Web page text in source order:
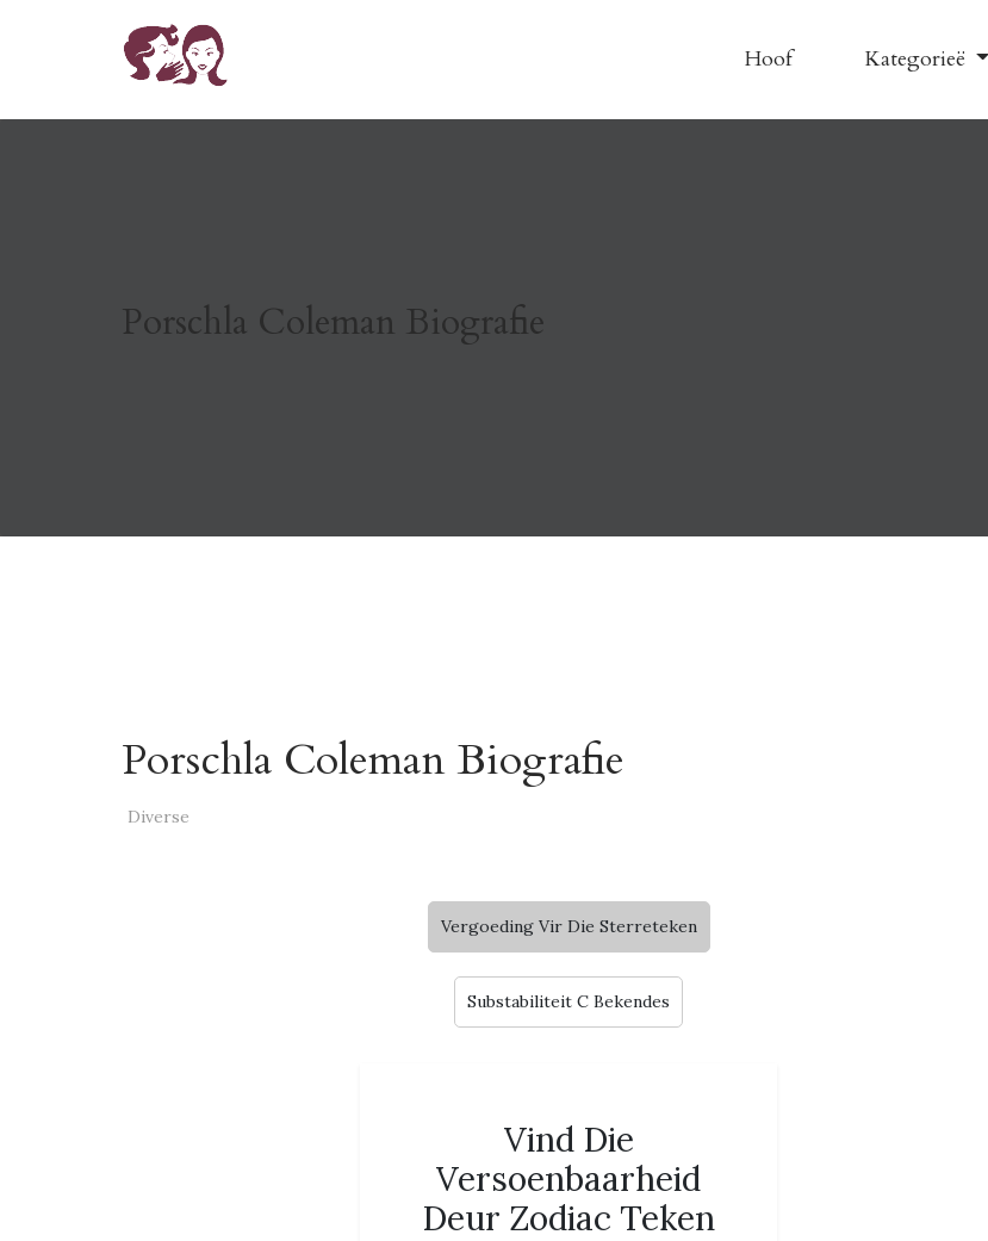
Hoof Kategorieë
Porschla Coleman Biografie
Porschla Coleman Biografie
Diverse
Vergoeding Vir Die Sterreteken
Substabiliteit C Bekendes
Vind Die
Versoenbaarheid
Deur Zodiac Teken